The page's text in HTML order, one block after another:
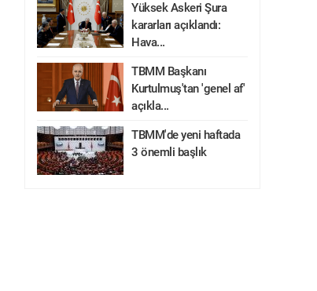
Yüksek Askeri Şura
kararları açıklandı:
Hava...
TBMM Başkanı
Kurtulmuş'tan 'genel af'
açıkla...
TBMM'de yeni haftada
3 önemli başlık